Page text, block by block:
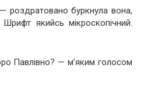
буркнула вона,
якийсь мікроскопічний.
Павлівно? — м’яким голосом